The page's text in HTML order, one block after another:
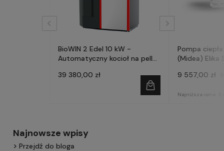
BioWIN 2 Edel 10 kW -
Automatyczny kocioł na pellet
39 380,00 zł
Pompa
(Midea) Elika
9 557,00 zł
Najniższa cena:
Najnowsze wpisy
Przejdź do bloga